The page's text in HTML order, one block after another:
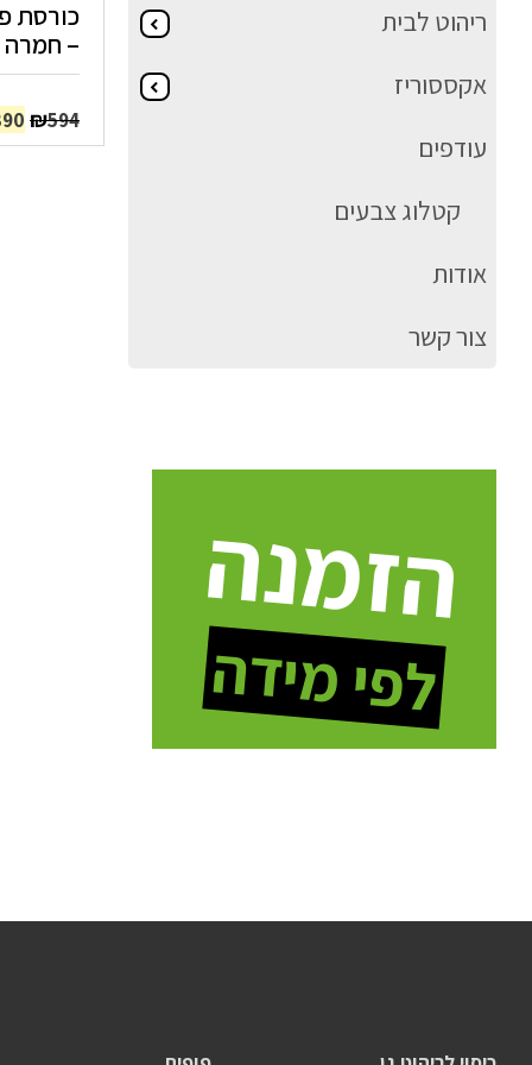
– חמרה
₪594
ריהוט לבית
אקססוריז
עודפים
קטלוג צבעים
אודות
צור קשר
הזמנה
לפי מידה